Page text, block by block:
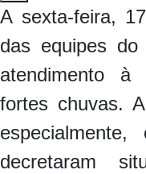
A sexta-feira,
das equipes
atendimento à
fortes chuvas.
decretaram